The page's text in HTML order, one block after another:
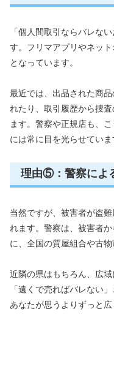
「個人間取引ならバレな
す。フリマアプリやネッ
となっています。
最近では、出品された商
れたり、取引履歴から捜
ます。警察や正規店も、
には常に目を光らせていま
理由⑤：警察によ
当然ですが、被害者が盗
れます。警察は、被害者
に、全国の質屋組合や古物
近隣の県はもちろん、広域
「遠くで売ればバレない
あなたが思うよりずっと広